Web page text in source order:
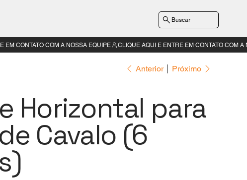
Buscar
Anterior Próximo
Horizontal para
Cavalo (6